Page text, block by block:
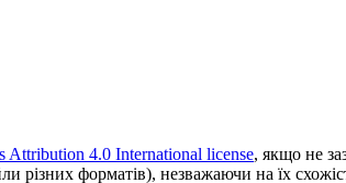
Attribution 4.0 International license, якщо не
різних форматів), незважаючи на їх